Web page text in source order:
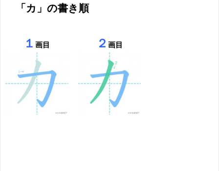
「カ」の書き順
１画目 ２ 画目